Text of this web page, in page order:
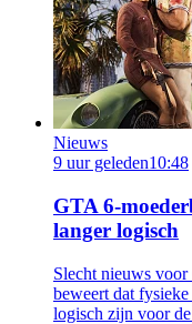
Nieuws
9 uur geleden10:48
GTA 6-
langer logisch
Slecht nieuws
beweert dat
logisch zijn voor